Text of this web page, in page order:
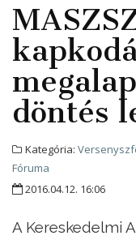
döntés
Kategória:
Fóruma
2016.04.12. 16:06
A Kereskedelmi